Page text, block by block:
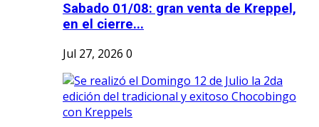
Sabado 01/08: gran venta de Kreppel,
en el cierre...
Jul 27, 2026 0